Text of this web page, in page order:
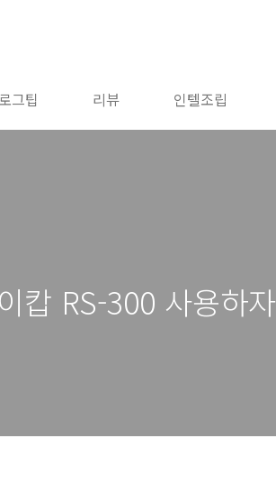
그팁 리뷰 인텔조립
캅 RS-300 사용하자